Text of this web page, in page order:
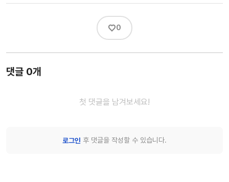
♡0
댓글 0개
첫 댓글을 남겨보세요!
로그인 후 댓글을 작성할 수 있습니다.